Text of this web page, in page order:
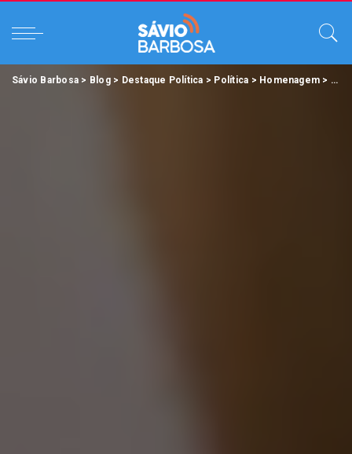
Sávio Barbosa > Blog> Destaque Política > Política > Homenagem >